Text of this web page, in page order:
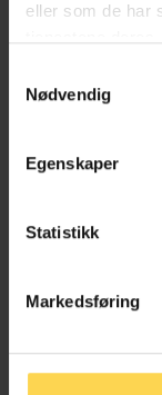
eller som de har
Nødvendig
Egenskaper
Statistikk
Markedsføring
null
Kontakt